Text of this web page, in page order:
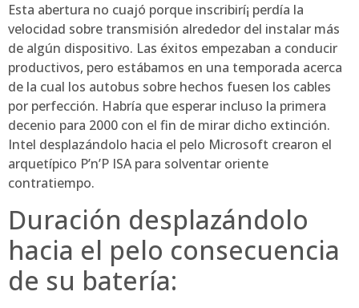
Esta abertura no cuajó porque inscribirí¡ perdía la
velocidad sobre transmisión alrededor del instalar más
de algún dispositivo. Las éxitos empezaban a conducir
productivos, pero estábamos en una temporada acerca
de la cual los autobus sobre hechos fuesen los cables
por perfección. Habría que esperar incluso la primera
decenio para 2000 con el fin de mirar dicho extinción.
Intel desplazándolo hacia el pelo Microsoft crearon el
arquetípico P’n’P ISA para solventar oriente
contratiempo.
Duración desplazándolo
hacia el pelo consecuencia
de su batería: